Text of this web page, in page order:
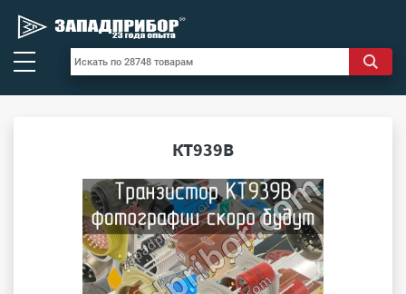
КТ939В